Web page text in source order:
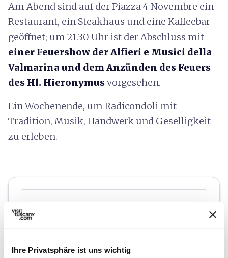
Ihre Privatsphäre ist uns wichtig
Am Abend sind auf der Piazza 4 Novembre ein
Restaurant, ein Steakhaus und eine Kaffeebar
geöffnet; um 21.30 Uhr ist der Abschluss mit
einer Feuershow der Alfieri e Musici della
Valmarina und dem Anzünden des Feuers
des Hl. Hieronymusvorgesehen.
Ein Wochenende, um Radicondoli mit
Tradition, Musik, Handwerk und Geselligkeit
zu erleben.